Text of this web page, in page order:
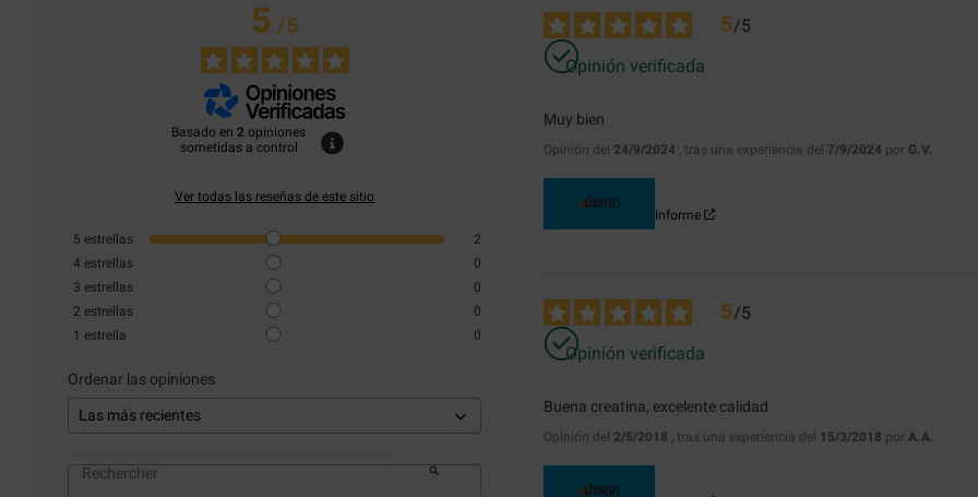
5/5
Basado en2 opiniones
sometidas a control
Ver todas las reseñas de este sitio
5 estrellas
2
4 estrellas
0
3 estrellas
0
2 estrellas
0
1 estrella 0
Ordenar las opiniones
5/5
Opinión verificada
Muy bien
Opinión del 24/9/2024 , tras una experiencia del7/9/2024 por G.V.
Útil (0)
Informe
5/5
Opinión verificada
Buena creatina, excelente calidad
Opinión del 2/5/2018 , tras una experiencia del 15/3/2018 porA.A.
Útil (0)